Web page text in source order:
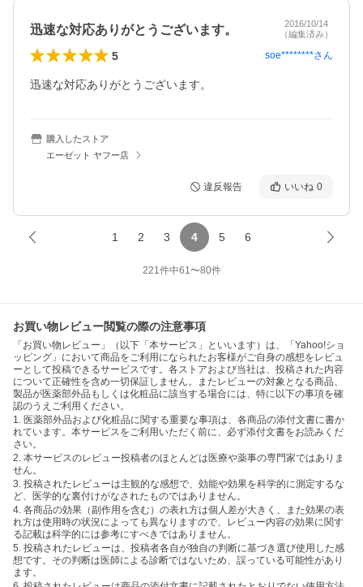
迅速な対応ありがとうございます。
2016/10/14
（編集済み）
5 soe********さん
迅速な対応ありがとうございます。
購入したストア
エーゼット ヤフー店
違反報告 いいね 0
1 2 3 4 5 6
221件中61〜80件
お買い物レビュー閲覧の際の注意事項
「お買い物レビュー」（以下「本サービス」といいます）は、「Yahoo!ショ
ッピング」において商品をご利用になられたお客様がご自身の感想をレビュ
ーとして投稿できるサービスです。各ストアおよび当社は、投稿された内容
について正確性を含め一切保証しません。またレビューの対象となる商品、
製品が医薬部外品もしくは化粧品に該当する場合には、特に以下の事項を確
認のうえご利用ください。
1. 医薬部外品および化粧品に関する重要な事項は、各商品の添付文書に書か
れています。本サービスをご利用いただく前に、必ず添付文書をお読みくだ
さい。
2. 本サービスのレビュー投稿者のほとんどは医療や薬事の専門家ではありま
せん。
3. 投稿されたレビューは主観的な感想で、効能や効果を科学的に測定するな
ど、医学的な裏付けがなされたものではありません。
4. 各商品の効果（副作用を含む）の表れ方は個人差が大きく、また効果の表
れ方は使用時の状況によっても異なりますので、レビュー内容の効果に関す
る記載は科学的には参考にすべきではありません。
5. 投稿されたレビューは、投稿者各自が独自の判断に基づき選び使用した感
想です。その判断は医師による診断ではないため、誤っている可能性があり
ます。